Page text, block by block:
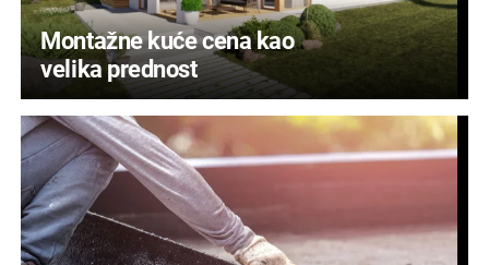
Montažne kuće cena kao
velika prednost